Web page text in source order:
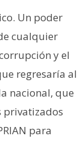
Un poder
cualquier
y el
regresaría al
nacional, que
privatizados
para